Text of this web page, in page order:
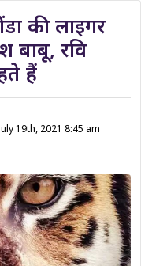
की लाइगर
बाबू, रवि
हैं
19th, 2021 8:45 am